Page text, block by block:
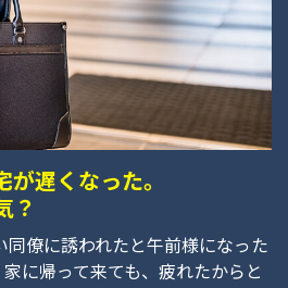
遅くなった。
？
同僚に誘われたと午前様になった
に帰って来ても、疲れたからと